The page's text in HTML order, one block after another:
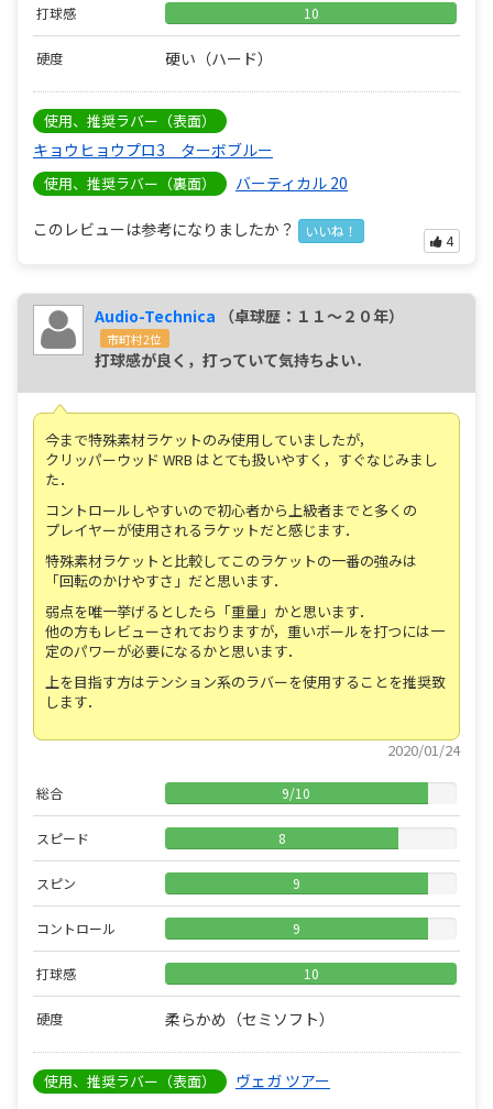
打球感 10
硬度 硬い（ハード）
使用、推奨ラバー（表面）
キョウヒョウプロ3 ターボブルー
使用、推奨ラバー（裏面） バーティカル 20
このレビューは参考になりましたか？ いいね！
4
Audio-Technica （卓球歴：１１～２０年）
市町村2位
打球感が良く，打っていて気持ちよい．
今まで特殊素材ラケットのみ使用していましたが，
クリッパーウッド WRB はとても扱いやすく，すぐなじみまし
た．
コントロールしやすいので初心者から上級者までと多くの
プレイヤーが使用されるラケットだと感じます．
特殊素材ラケットと比較してこのラケットの一番の強みは
「回転のかけやすさ」だと思います．
弱点を唯一挙げるとしたら「重量」かと思います．
他の方もレビューされておりますが，重いボールを打つには一
定のパワーが必要になるかと思います．
上を目指す方はテンション系のラバーを使用することを推奨致
します．
2020/01/24
総合 9/10
スピード 8
スピン 9
コントロール 9
打球感 10
硬度 柔らかめ（セミソフト）
使用、推奨ラバー（表面） ヴェガ ツアー